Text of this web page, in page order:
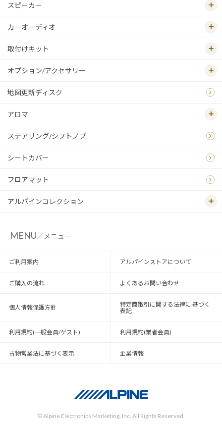
スピーカー
カーオーディオ
取付けキット
オプション/アクセサリー
地図更新ディスク
アロマ
ステアリング/シフトノブ
シートカバー
フロアマット
アルパインコレクション
MENU／メニュー
ご利用案内 アルパインストアについて
ご購入の流れ よくあるお問い合わせ
個人情報保護方針
特定商取引に関する法律に 基づく
表記
利用規約(一般会員/ゲスト) 利用規約(業者会員)
古物営業法に基づく表示 企業情報
© Alpine Electronics Marketing, Inc. All Rights Reserved.